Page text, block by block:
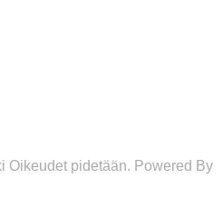
Oikeudet pidetään. Powered By